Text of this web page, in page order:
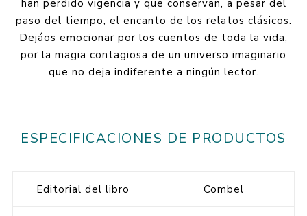
han perdido vigencia y que conservan, a pesar del
paso del tiempo, el encanto de los relatos clásicos.
Dejáos emocionar por los cuentos de toda la vida,
por la magia contagiosa de un universo imaginario
que no deja indiferente a ningún lector.
ESPECIFICACIONES DE PRODUCTOS
Editorial del libro Combel